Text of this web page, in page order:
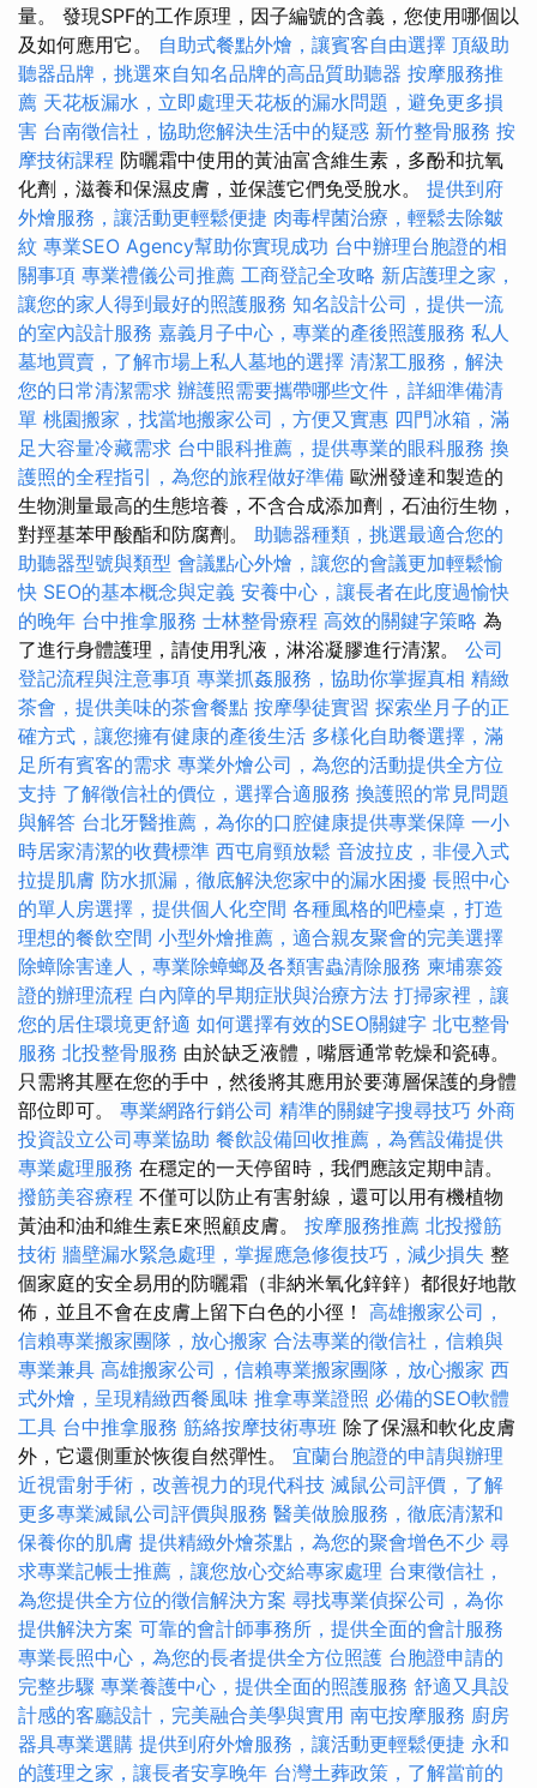
量。 發現SPF的工作原理，因子編號的含義，您使用哪個以
及如何應用它。 自助式餐點外燴，讓賓客自由選擇 頂級助
聽器品牌，挑選來自知名品牌的高品質助聽器 按摩服務推
薦 天花板漏水，立即處理天花板的漏水問題，避免更多損
害 台南徵信社，協助您解決生活中的疑惑 新竹整骨服務 按
摩技術課程 防曬霜中使用的黃油富含維生素，多酚和抗氧
化劑，滋養和保濕皮膚，並保護它們免受脫水。 提供到府
外燴服務，讓活動更輕鬆便捷 肉毒桿菌治療，輕鬆去除皺
紋 專業SEO Agency幫助你實現成功 台中辦理台胞證的相
關事項 專業禮儀公司推薦 工商登記全攻略 新店護理之家，
讓您的家人得到最好的照護服務 知名設計公司，提供一流
的室內設計服務 嘉義月子中心，專業的產後照護服務 私人
墓地買賣，了解市場上私人墓地的選擇 清潔工服務，解決
您的日常清潔需求 辦護照需要攜帶哪些文件，詳細準備清
單 桃園搬家，找當地搬家公司，方便又實惠 四門冰箱，滿
足大容量冷藏需求 台中眼科推薦，提供專業的眼科服務 換
護照的全程指引，為您的旅程做好準備 歐洲發達和製造的
生物測量最高的生態培養，不含合成添加劑，石油衍生物，
對羥基苯甲酸酯和防腐劑。 助聽器種類，挑選最適合您的
助聽器型號與類型 會議點心外燴，讓您的會議更加輕鬆愉
快 SEO的基本概念與定義 安養中心，讓長者在此度過愉快
的晚年 台中推拿服務 士林整骨療程 高效的關鍵字策略 為
了進行身體護理，請使用乳液，淋浴凝膠進行清潔。 公司
登記流程與注意事項 專業抓姦服務，協助你掌握真相 精緻
茶會，提供美味的茶會餐點 按摩學徒實習 探索坐月子的正
確方式，讓您擁有健康的產後生活 多樣化自助餐選擇，滿
足所有賓客的需求 專業外燴公司，為您的活動提供全方位
支持 了解徵信社的價位，選擇合適服務 換護照的常見問題
與解答 台北牙醫推薦，為你的口腔健康提供專業保障 一小
時居家清潔的收費標準 西屯肩頸放鬆 音波拉皮，非侵入式
拉提肌膚 防水抓漏，徹底解決您家中的漏水困擾 長照中心
的單人房選擇，提供個人化空間 各種風格的吧檯桌，打造
理想的餐飲空間 小型外燴推薦，適合親友聚會的完美選擇
除蟑除害達人，專業除蟑螂及各類害蟲清除服務 柬埔寨簽
證的辦理流程 白內障的早期症狀與治療方法 打掃家裡，讓
您的居住環境更舒適 如何選擇有效的SEO關鍵字 北屯整骨
服務 北投整骨服務 由於缺乏液體，嘴唇通常乾燥和瓷磚。
只需將其壓在您的手中，然後將其應用於要薄層保護的身體
部位即可。 專業網路行銷公司 精準的關鍵字搜尋技巧 外商
投資設立公司專業協助 餐飲設備回收推薦，為舊設備提供
專業處理服務 在穩定的一天停留時，我們應該定期申請。
撥筋美容療程 不僅可以防止有害射線，還可以用有機植物
黃油和油和維生素E來照顧皮膚。 按摩服務推薦 北投撥筋
技術 牆壁漏水緊急處理，掌握應急修復技巧，減少損失 整
個家庭的安全易用的防曬霜（非納米氧化鋅鋅）都很好地散
佈，並且不會在皮膚上留下白色的小徑！ 高雄搬家公司，
信賴專業搬家團隊，放心搬家 合法專業的徵信社，信賴與
專業兼具 高雄搬家公司，信賴專業搬家團隊，放心搬家 西
式外燴，呈現精緻西餐風味 推拿專業證照 必備的SEO軟體
工具 台中推拿服務 筋絡按摩技術專班 除了保濕和軟化皮膚
外，它還側重於恢復自然彈性。 宜蘭台胞證的申請與辦理
近視雷射手術，改善視力的現代科技 滅鼠公司評價，了解
更多專業滅鼠公司評價與服務 醫美做臉服務，徹底清潔和
保養你的肌膚 提供精緻外燴茶點，為您的聚會增色不少 尋
求專業記帳士推薦，讓您放心交給專家處理 台東徵信社，
為您提供全方位的徵信解決方案 尋找專業偵探公司，為你
提供解決方案 可靠的會計師事務所，提供全面的會計服務
專業長照中心，為您的長者提供全方位照護 台胞證申請的
完整步驟 專業養護中心，提供全面的照護服務 舒適又具設
計感的客廳設計，完美融合美學與實用 南屯按摩服務 廚房
器具專業選購 提供到府外燴服務，讓活動更輕鬆便捷 永和
的護理之家，讓長者安享晚年 台灣土葬政策，了解當前的